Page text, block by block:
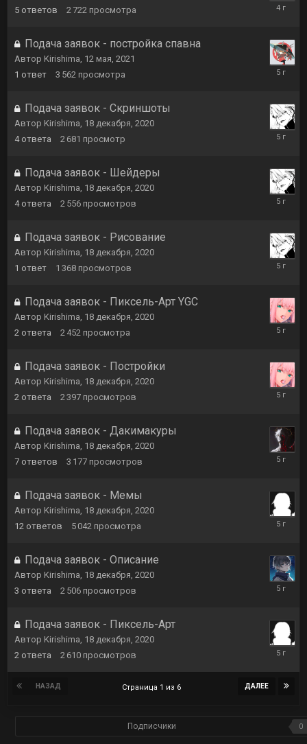
5 ответов 2 722 просмотра
Подача заявок - постройка спавна
Автор Kirishima, 12 мая, 2021
1 ответ 3 562 просмотра
Подача заявок - Скриншоты
Автор Kirishima, 18 декабря, 2020
4 ответа 2 681 просмотр
23
Подача заявок - Шейдеры
Автор Kirishima, 18 декабря, 2020
4 ответа 2 556 просмотров
23
Подача заявок - Рисование
Автор Kirishima, 18 декабря, 2020
1 ответ 1 368 просмотров
23
Подача заявок - Пиксель-Арт YGC
Автор Kirishima, 18 декабря, 2020
2 ответа 2 452 просмотра
22
Подача заявок - Постройки
Автор Kirishima, 18 декабря, 2020
2 ответа 2 397 просмотров
22
Подача заявок - Дакимакуры
Автор Kirishima, 18 декабря, 2020
7 ответов 3 177 просмотров
18
Подача заявок - Мемы
Автор Kirishima, 18 декабря, 2020
12 ответов 5 042 просмотра
18
Подача заявок - Описание
Автор Kirishima, 18 декабря, 2020
3 ответа 2 506 просмотров
16
Подача заявок - Пиксель-Арт
Автор Kirishima, 18 декабря, 2020
2 ответа 2 610 просмотров
12
НАЗАД ДАЛЕЕ
Страница 1 из 6
Подписчики 0